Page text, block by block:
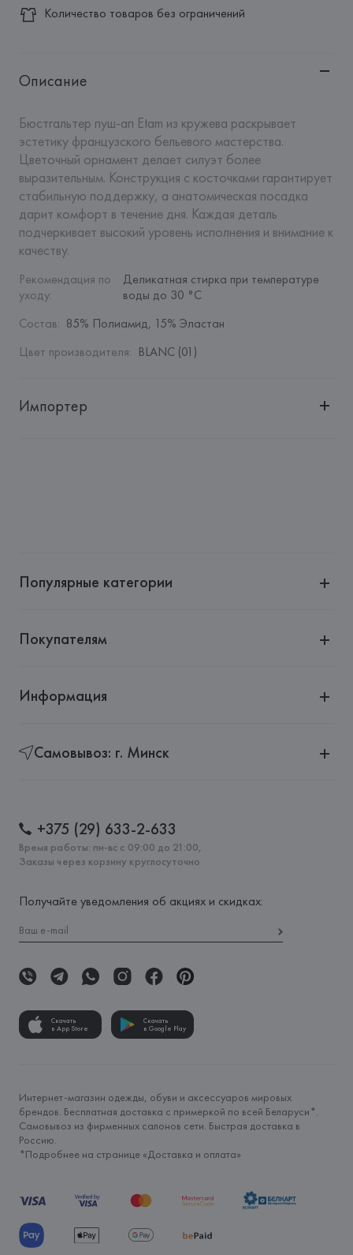
Количество товаров без ограничений
Описание
Бюстгальтер пуш-ап Etam из кружева раскрывает
эстетику французского бельевого мастерства.
Цветочный орнамент делает силуэт более
выразительным. Конструкция с косточками гарантирует
стабильную поддержку, а анатомическая посадка
дарит комфорт в течение дня. Каждая деталь
подчеркивает высокий уровень исполнения и внимание к
качеству.
Рекомендация по
уходу:
Деликатная стирка при температуре
воды до 30 °C
Состав: 85% Полиамид, 15% Эластан
Цвет производителя: BLANC (01)
Импортер
Страна происхождения товара:
Популярные категории
Покупателям
Информация
Самовывоз: г. Минск
+375 (29) 633-2-633
Время работы: пн-вс с 09:00 до 21:00,
Заказы через корзину круглосуточно
Получайте уведомления об акциях и скидках:
Скачать
в App Store
Скачать
в Google Play
Интернет-магазин одежды, обуви и аксессуаров мировых
брендов. Бесплатная доставка с примеркой по всей Беларуси*.
Самовывоз из фирменных салонов сети. Быстрая доставка в
Россию.
*Подробнее на странице «Доставка и оплата»